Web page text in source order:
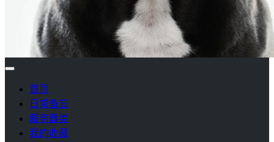
首页
日常备忘
服务器类
我的收藏